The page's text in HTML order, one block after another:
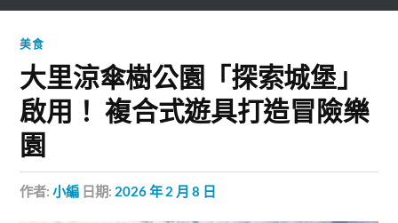
美食
大里涼傘樹公園「探索城堡」
啟用！ 複合式遊具打造冒險樂
園
作者:小編 日期: 2026 年 2 月 8 日